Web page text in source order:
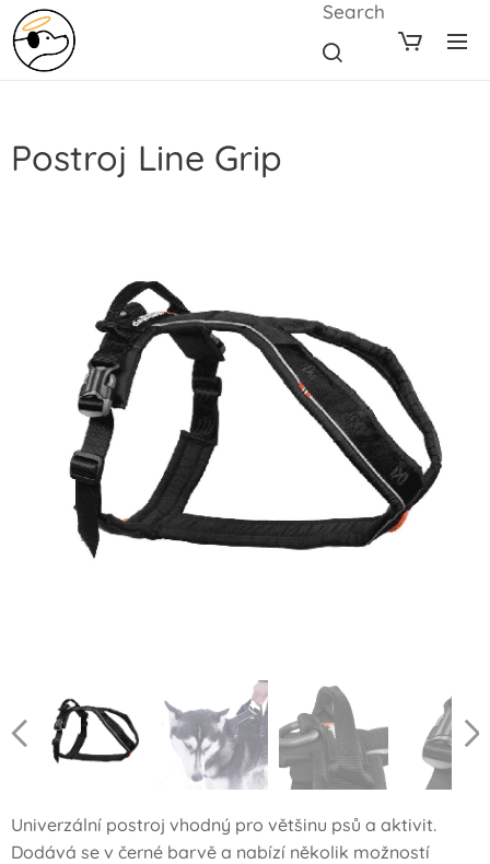
Search
Postroj Line Grip
Univerzální postroj vhodný pro většinu psů a aktivit.
Dodává se v černé barvě a nabízí několik možností